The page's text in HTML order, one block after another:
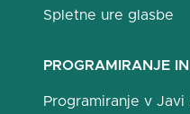
Spletne ure glasbe
PROGRAMIRANJE
Programiranje v